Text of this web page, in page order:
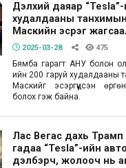
Дэлхий даяар
худалдааны
Маскийн эсрэг
2025-03-28 475
Бямба гарагт АНУ болон
ийн 200 гаруй худалдааны
Маскийг эсэргүүцсэн
болох гэж байна.
Лас Вегас дахь
гадаа “Tesla”-ийн
дэлбэрч, жолооч нь